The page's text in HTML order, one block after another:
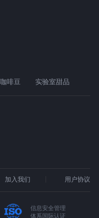
啡豆 实验室甜品
加入我们 用户协议
信息安全管理
体系国际认证